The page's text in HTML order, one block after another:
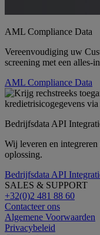
AML Compliance Data
Vereenvoudiging uw
screening met een alles-
AML Compliance Data
Bedrijfsdata API
Wij leveren en
oplossing.
Bedrijfsdata API
SALES & SUPPORT
+32(0)2 481 88 60
Contacteer ons
Algemene Voorwaarden
Privacybeleid